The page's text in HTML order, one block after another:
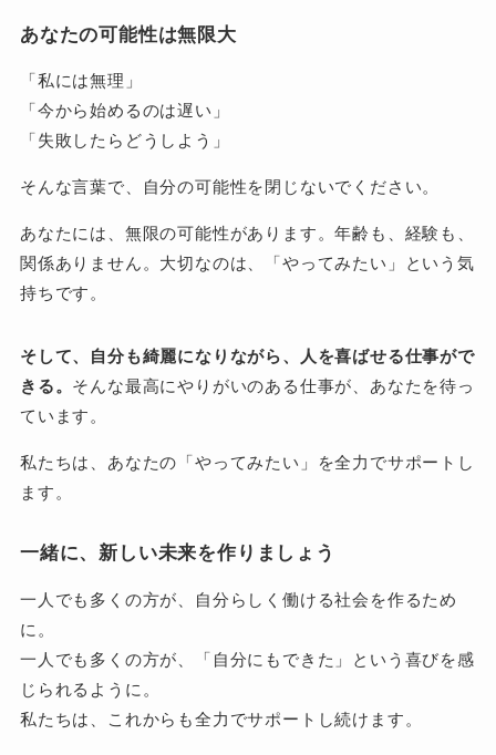
あなたの可能性は無限大
「私には無理」
「今から始めるのは遅い」
「失敗したらどうしよう」
そんな言葉で、自分の可能性を閉じないでください。
あなたには、無限の可能性があります。年齢も、経験も、
関係ありません。大切なのは、「やってみたい」という気
持ちです。
そして、自分も綺麗になりながら、人を喜ばせる仕事がで
きる。 そんな最高にやりがいのある仕事が、あなたを待っ
ています。
私たちは、あなたの「やってみたい」を全力でサポートし
ます。
一緒に、新しい未来を作りましょう
一人でも多くの方が、自分らしく働ける社会を作るため
に。
一人でも多くの方が、「自分にもできた」という喜びを感
じられるように。
私たちは、これからも全力でサポートし続けます。